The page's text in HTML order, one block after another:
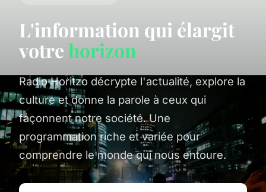
L'information qui élargit
votrehorizon
Radio Horitzo décrypte l'actualité, explore la
culture et donne la parole à ceux qui
façonnent notre société. Une
programmation riche et variée pour
comprendre le monde qui nous entoure.